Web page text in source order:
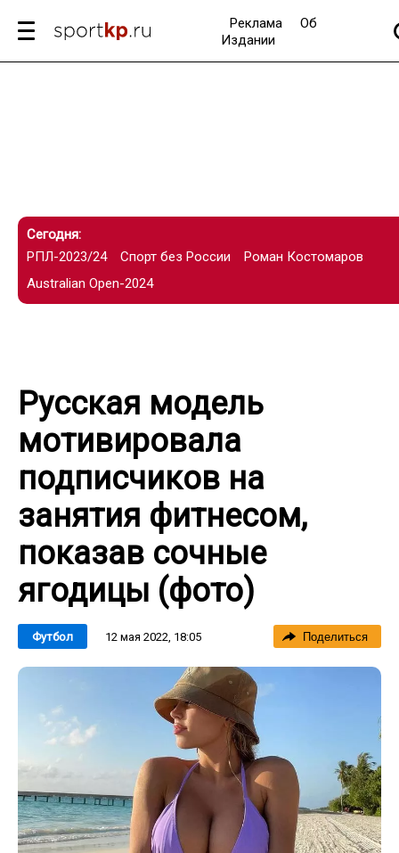
Реклама
Об
Издании
Сегодня:
РПЛ-2023/24
Спорт без России
Роман Костомаров
Australian Open-2024
Русская модель
мотивировала
подписчиков на
занятия фитнесом,
показав сочные
ягодицы (фото)
Футбол 12 мая 2022, 18:05 Поделиться